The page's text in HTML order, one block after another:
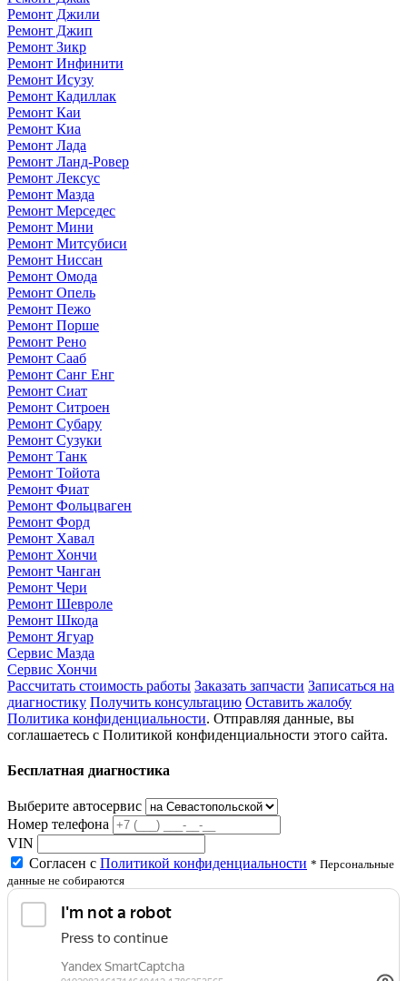
Ремонт Джили
Ремонт Джип
Ремонт Зикр
Ремонт Инфинити
Ремонт Исузу
Ремонт Кадиллак
Ремонт Каи
Ремонт Киа
Ремонт Лада
Ремонт Ланд-Ровер
Ремонт Лексус
Ремонт Мазда
Ремонт Мерседес
Ремонт Мини
Ремонт Митсубиси
Ремонт Ниссан
Ремонт Омода
Ремонт Опель
Ремонт Пежо
Ремонт Порше
Ремонт Рено
Ремонт Сааб
Ремонт Санг Енг
Ремонт Сиат
Ремонт Ситроен
Ремонт Субару
Ремонт Сузуки
Ремонт Танк
Ремонт Тойота
Ремонт Фиат
Ремонт Фольцваген
Ремонт Форд
Ремонт Хавал
Ремонт Хончи
Ремонт Чанган
Ремонт Чери
Ремонт Шевроле
Ремонт Шкода
Ремонт Ягуар
Сервис Мазда
Сервис Хончи
Рассчитать стоимость работы Заказать запчасти Записаться на
диагностику Получить консультацию Оставить жалобу
Политика конфиденциальности. Отправляя данные, вы
соглашаетесь с Политикой конфиденциальности этого сайта.
Бесплатная диагностика
Выберите автосервис
Номер телефона
VIN
Согласен с Политикой конфиденциальности * Персональные
данные не собираются